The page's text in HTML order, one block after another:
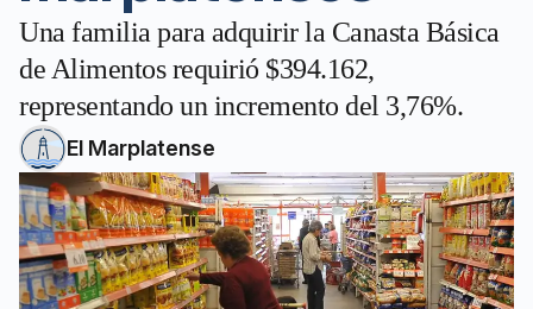
Una familia para adquirir la Canasta Básica
de Alimentos requirió $394.162,
representando un incremento del 3,76%.
El Marplatense